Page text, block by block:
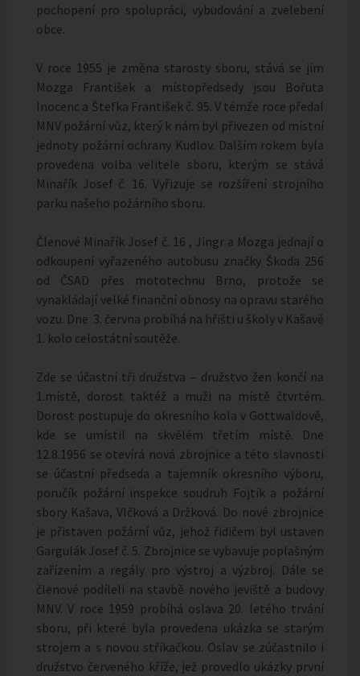
pochopení pro spolupráci, vybudování a zvelebení
obce.
V roce 1955 je změna starosty sboru, stává se jím
Mozga František a místopředsedy jsou Bořuta
Inocenc a Štefka František č. 95. V témže roce předal
MNV požární vůz, který k nám byl přivezen od místní
jednoty požární ochrany Kudlov. Dalším rokem byla
provedena volba velitele sboru, kterým se stává
Minařík Josef č. 16. Vyřizuje se rozšíření strojního
parku našeho požárního sboru.
Členové Minařík Josef č. 16 , Jingr a Mozga jednají o
odkoupení vyřazeného autobusu značky Škoda 256
od ČSAD přes mototechnu Brno, protože se
vynakládají velké finanční obnosy na opravu starého
vozu. Dne 3. června probíhá na hřišti u školy v Kašavě
1. kolo celostátní soutěže.
Zde se účastní tři družstva – družstvo žen končí na
1.místě, dorost taktéž a muži na místě čtvrtém.
Dorost postupuje do okresního kola v Gottwaldově,
kde se umístil na skvělém třetím místě. Dne
12.8.1956 se otevírá nová zbrojnice a této slavnosti
se účastní předseda a tajemník okresního výboru,
poručík požární inspekce soudruh Fojtík a požární
sbory Kašava, Vlčková a Držková. Do nové zbrojnice
je přistaven požární vůz, jehož řidičem byl ustaven
Gargulák Josef č. 5. Zbrojnice se vybavuje poplašným
zařízením a regály pro výstroj a výzbroj. Dále se
členové podíleli na stavbě nového jeviště a budovy
MNV. V roce 1959 probíhá oslava 20. letého trvání
sboru, při které byla provedena ukázka se starým
strojem a s novou stříkačkou. Oslav se zúčastnilo i
družstvo červeného kříže, jež provedlo ukázky první